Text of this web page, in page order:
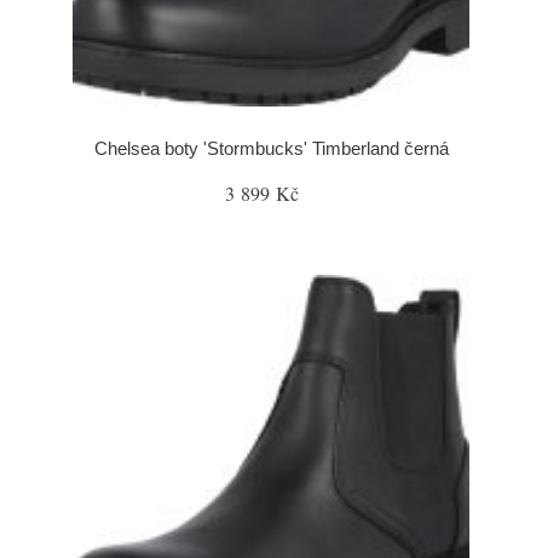
Chelsea boty 'Stormbucks' Timberland černá
3 899 Kč